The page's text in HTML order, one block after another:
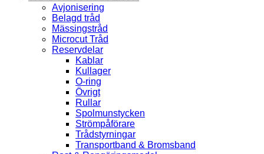
Avjonisering
Belagd tråd
Mässingstråd
Microcut Tråd
Reservdelar
Kablar
Kullager
O-ring
Övrigt
Rullar
Spolmunstycken
Strömpåförare
Trådstyrningar
Transportband & Bromsband